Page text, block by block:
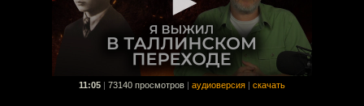
11:05 73140 просмотров аудиоверсия скачать